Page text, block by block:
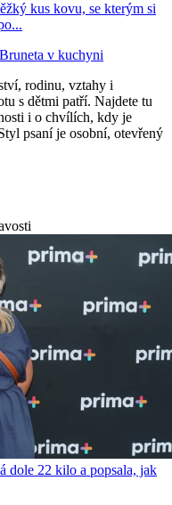
kus kovu, se kterým si
Bruneta v kuchyni
rodinu, vztahy i
s dětmi patří. Najdete tu
i o chvílích, kdy je
psaní je osobní, otevřený
dole 22 kilo a popsala, jak